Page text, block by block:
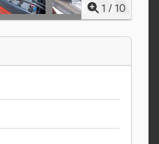
1 / 10